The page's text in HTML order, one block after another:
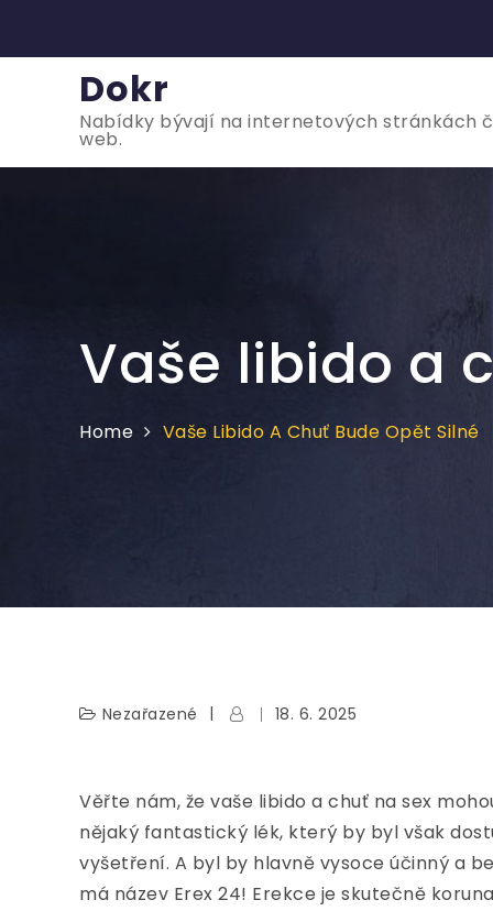
content Dokr
Nabídky bývají na internetových stránkách
web.
Vaše libido a
Home Vaše Libido A Chuť Bude Opět Silné
Nezařazené 18. 6. 2025
Věřte nám, že vaše libido a chuť na sex
nějaký fantastický lék, který by byl však
vyšetření. A byl by hlavně vysoce účinný a
má název Erex 24! Erekce je skutečně